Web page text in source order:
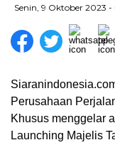
Senin, 9 Oktober 2023 -
Perusahaan
Khusus menggelar
Launching Majelis